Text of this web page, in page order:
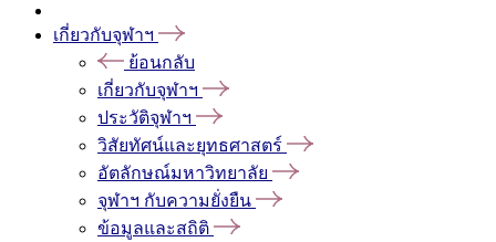
เกี่ยวกับจุฬาฯ
ย้อนกลับ
เกี่ยวกับจุฬาฯ
ประวัติจุฬาฯ
วิสัยทัศน์และยุทธศาสตร์
อัตลักษณ์มหาวิทยาลัย
จุฬาฯ กับความยั่งยืน
ข้อมูลและสถิติ